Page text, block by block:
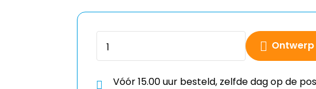
Ontwerp
Vóór 15.00 uur besteld, zelfde dag op de